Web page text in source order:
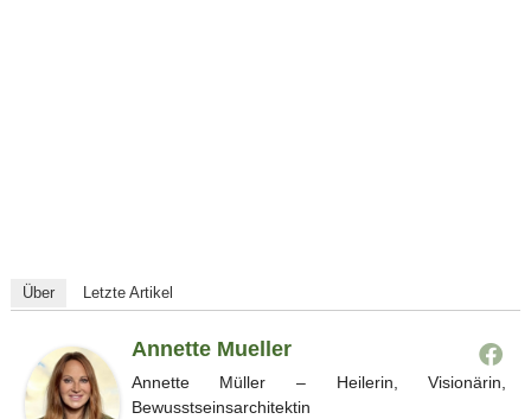
Über Letzte Artikel
Annette Mueller
Annette Müller – Heilerin, Visionärin,
Bewusstseinsarchitektin